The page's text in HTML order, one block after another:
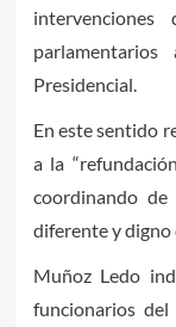
Presidencial.
En este sentido
a la
coordinando
diferente y digno
Muñoz Ledo
funcionarios